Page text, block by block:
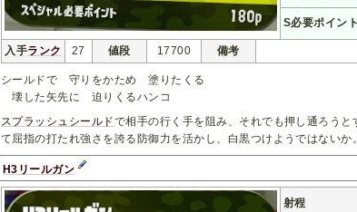
S必要ポイント
入手ランク 27 値段 17700 備考
シールドで 守りをかため 塗りたくる
壊した矢先に 迫りくるハンコ
スプラッシュシールドで相手の行く手を阻み、それでも押し通ろうと
て屈指の打たれ強さを誇る防御力を活かし、白黒つけようではないか。
H3リールガン
射程